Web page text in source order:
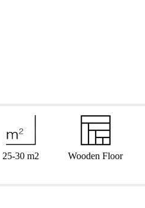
25-30 m2 Wooden Floor